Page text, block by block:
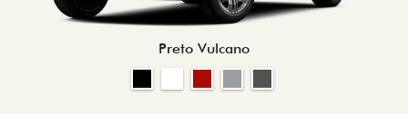
Preto Vulcano